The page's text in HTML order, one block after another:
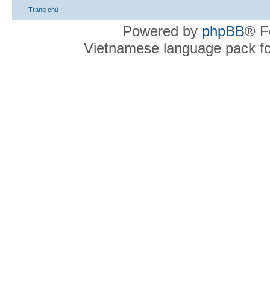
Trang chủ
Powered by phpBB®
Vietnamese language pack